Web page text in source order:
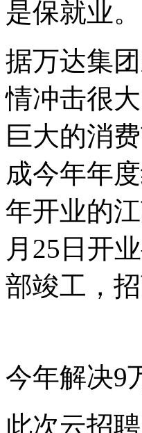
是保就业。
据万达集
情冲击很
巨大的消
成今年年
年开业的
月25日开
部竣工，
今年解决9
此次云招